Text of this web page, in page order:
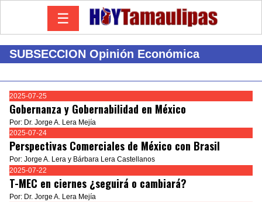
☰
SUBSECCION Opinión Económica
2025-07-25
Gobernanza y Gobernabilidad en México
Por: Dr. Jorge A. Lera Mejía
2025-07-24
Perspectivas Comerciales de México con Brasil
Por: Jorge A. Lera y Bárbara Lera Castellanos
2025-07-22
T-MEC en ciernes ¿seguirá o cambiará?
Por: Dr. Jorge A. Lera Mejía